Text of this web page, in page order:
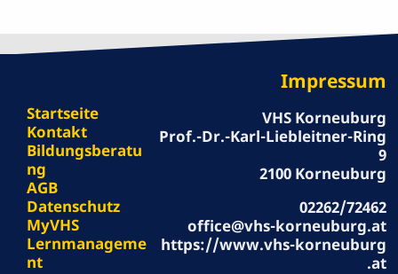
Startseite
Kontakt
Bildungsberatu
ng
AGB
Datenschutz
MyVHS
Lernmanageme
nt
Impressum
VHS Korneuburg
Prof.-Dr.-Karl-Liebleitner-Ring
9
2100 Korneuburg
02262/72462
office@vhs-korneuburg.at
https://www.vhs-korneuburg
.at